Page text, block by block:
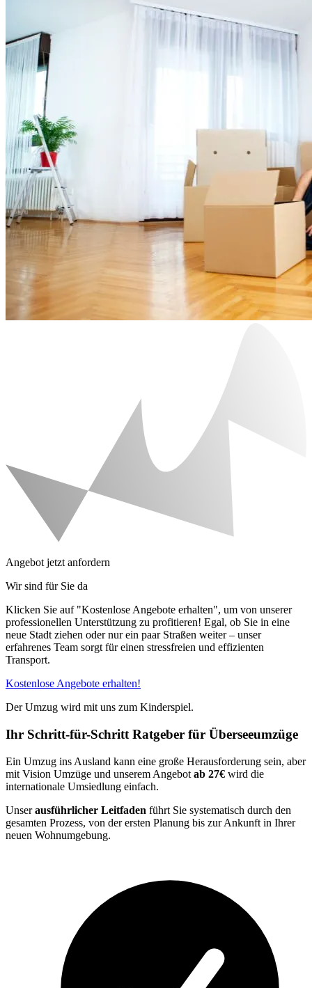
Angebot jetzt anfordern
Wir sind für Sie da
Klicken Sie auf "Kostenlose Angebote erhalten", um von unserer
professionellen Unterstützung zu profitieren! Egal, ob Sie in eine
neue Stadt ziehen oder nur ein paar Straßen weiter – unser
erfahrenes Team sorgt für einen stressfreien und effizienten
Transport.
Kostenlose Angebote erhalten!
Der Umzug wird mit uns zum Kinderspiel.
Ihr Schritt-für-Schritt Ratgeber für Überseeumzüge
Ein Umzug ins Ausland kann eine große Herausforderung sein, aber
mit Vision Umzüge und unserem Angebot ab 27€ wird die
internationale Umsiedlung einfach.
Unserausführlicher Leitfaden führt Sie systematisch durch den
gesamten Prozess, von der ersten Planung bis zur Ankunft in Ihrer
neuen Wohnumgebung.